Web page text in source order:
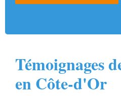
Témoignages
en Côte-d'Or